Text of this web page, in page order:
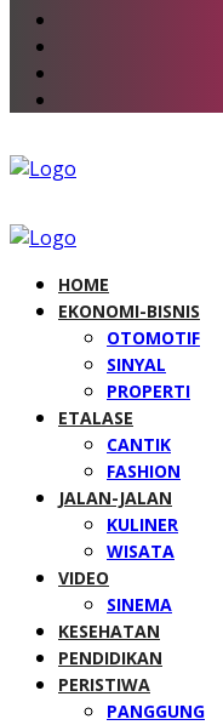
HOME
EKONOMI-BISNIS
OTOMOTIF
SINYAL
PROPERTI
ETALASE
CANTIK
FASHION
JALAN-JALAN
KULINER
WISATA
VIDEO
SINEMA
KESEHATAN
PENDIDIKAN
PERISTIWA
PANGGUNG